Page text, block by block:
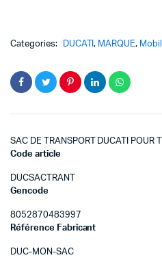
Categories: DUCATI, MARQUE,
SAC DE TRANSPORT DUCATI POUR
Code article
DUCSACTRANT
Gencode
8052870483997
Référence Fabricant
DUC-MON-SAC